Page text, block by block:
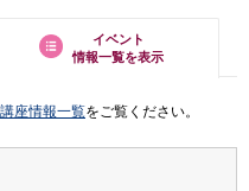
イベント
情報一覧を表示
座情報一覧をご覧ください。